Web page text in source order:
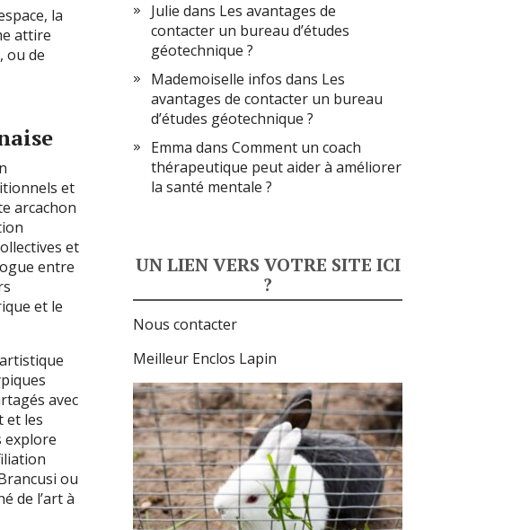
la
attire
ou de
et
arcachon
et
entre
et le
avec
et les
explore
ou
de l’art à
Julie dans Les avantages de
contacter un bureau d’études
géotechnique ?
Mademoiselle infos dans Les
avantages de contacter un bureau
d’études géotechnique ?
Emma dans Comment un coach
thérapeutique peut aider à améliorer
la santé mentale ?
UN LIEN VERS VOTRE SITE ICI
?
Nous contacter
Meilleur Enclos Lapin